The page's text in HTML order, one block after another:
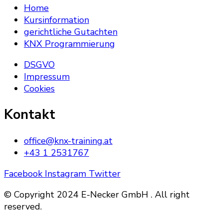
Home
Kursinformation
gerichtliche Gutachten
KNX Programmierung
DSGVO
Impressum
Cookies
Kontakt
office@knx-training.at
+43 1 2531767
Facebook Instagram Twitter
© Copyright 2024 E-Necker GmbH . All right
reserved.